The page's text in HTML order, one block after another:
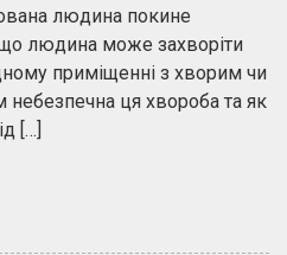
людина покине
людина може захворіти
приміщенні з хворим чи
небезпечна ця хвороба та як
[…]